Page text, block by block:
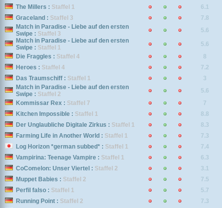
The Millers : Staffel 1
6.1
Graceland : Staffel 3
7.8
Match in Paradise - Liebe auf den ersten
Swipe : Staffel 3
5.6
Match in Paradise - Liebe auf den ersten
Swipe : Staffel 1
5.6
Die Fraggles : Staffel 4
8
Heroes : Staffel 4
7.2
Das Traumschiff : Staffel 1
3
Match in Paradise - Liebe auf den ersten
Swipe : Staffel 2
5.6
Kommissar Rex : Staffel 7
7
Kitchen Impossible : Staffel 1
8.8
Der Unglaubliche Digitale Zirkus : Staffel 1
8.3
Farming Life in Another World : Staffel 1
7.3
Log Horizon *german subbed* : Staffel 1
7.4
Vampirina: Teenage Vampire : Staffel 1
6.3
CoComelon: Unser Viertel : Staffel 2
3.1
Muppet Babies : Staffel 2
7.5
Perfil falso : Staffel 1
5.7
Running Point : Staffel 2
7.3